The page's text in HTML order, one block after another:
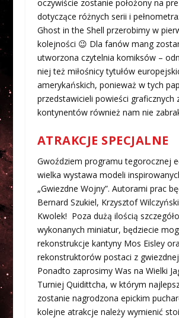
oczywiście zostanie położony na
dotyczące różnych serii i
Ghost in the Shell przerobimy w
kolejności 😉 Dla fanów mang
utworzona czytelnia komiksów –
niej też miłośnicy tytułów
amerykańskich, ponieważ w tych
przedstawicieli powieści graficznych
kontynentów również nam nie
ATRAKCJE SPECJALNE
Gwoździem programu tegorocznej
wielka wystawa modeli
„Gwiezdne Wojny”. Autorami prac
Bernard Szukiel, Krzysztof
Kwolek! Poza dużą ilością
wykonanych miniatur, będziecie
rekonstrukcje kantyny Mos Eisley
rekonstruktorów postaci z
Ponadto zaprosimy Was na Wielki
Turniej Quidittcha, w którym
zostanie nagrodzona epickim
kolejne atrakcje należy wymienić